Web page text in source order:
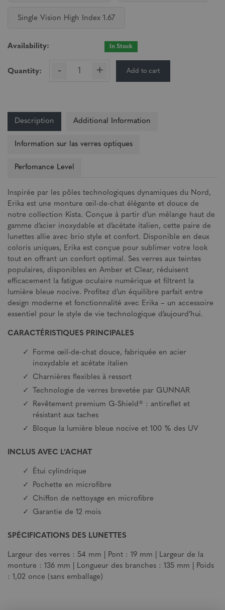
Single Vision High Index 1.67
Availability: In Stock
Quantity: - + Add to cart
Description Additional Information
Information sur las verres optiques
Perfomance Level
Inspirée par les pôles technologiques dynamiques du Nord,
Erika est une monture œil-de-chat élégante et douce de
notre collection Kista. Conçue à partir d’un mélange haut de
gamme d’acier inoxydable et d’acétate italien, cette paire de
lunettes allie avec brio style et confort. Disponible en deux
coloris uniques, Erika est conçue pour sublimer votre look
tout en offrant un confort optimal. Ses verres aux teintes
populaires, disponibles en Amber et Clear, réduisent
efficacement la fatigue oculaire numérique et filtrent la
lumière bleue nocive. Profitez d’un équilibre parfait entre
design moderne et fonctionnalité avec Erika – un accessoire
essentiel pour le style de vie technologique d’aujourd’hui.
CARACTÉRISTIQUES PRINCIPALES
Forme œil-de-chat douce, fabriquée en acier
inoxydable et acétate italien
Charnières flexibles à ressort
Technologie de verres brevetée par GUNNAR
Revêtement premium G-Shield® : antireflet et
résistant aux taches
Bloque la lumière bleue nocive et 100 % des UV
INCLUS AVEC L’ACHAT
Étui cylindrique
Pochette en microfibre
Chiffon de nettoyage en microfibre
Garantie de 12 mois
SPÉCIFICATIONS DES LUNETTES
Largeur des verres : 54 mm | Pont : 19 mm | Largeur de la
monture : 136 mm | Longueur des branches : 135 mm | Poids
: 1,02 once (sans emballage)